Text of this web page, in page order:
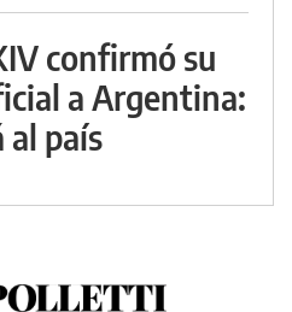
confirmó su
a Argentina:
al país